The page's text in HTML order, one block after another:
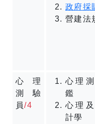
政府採
營建法
心理
測驗
員/4
心理
鑑
心理
計學